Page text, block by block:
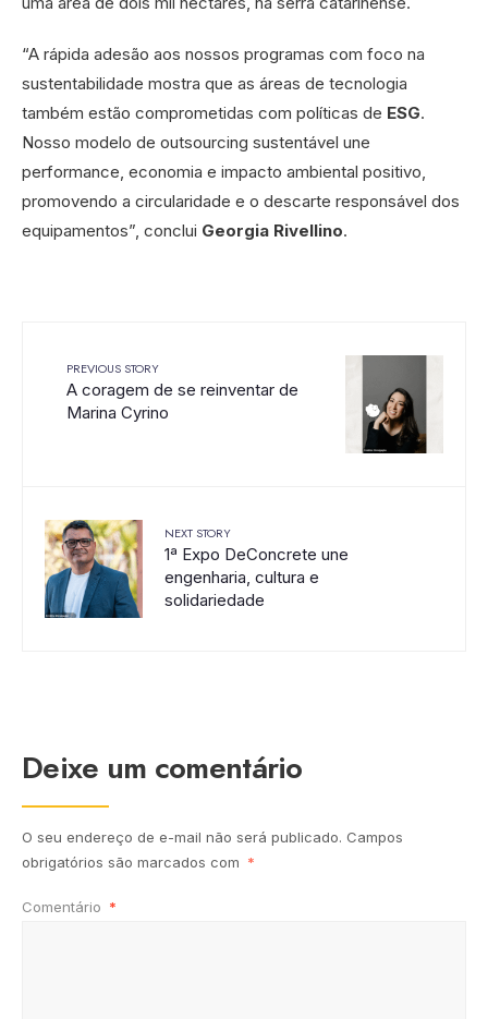
“A rápida adesão aos nossos programas com foco na
sustentabilidade mostra que as áreas de tecnologia
também estão comprometidas com políticas de ESG.
Nosso modelo de outsourcing sustentável une
performance, economia e impacto ambiental positivo,
promovendo a circularidade e o descarte responsável dos
equipamentos”, conclui Georgia Rivellino.
PREVIOUS STORY
A coragem de se reinventar de
Marina Cyrino
NEXT STORY
1ª Expo DeConcrete une
engenharia, cultura e
solidariedade
Deixe um comentário
O seu endereço de e-mail não será publicado. Campos
obrigatórios são marcados com *
Comentário *